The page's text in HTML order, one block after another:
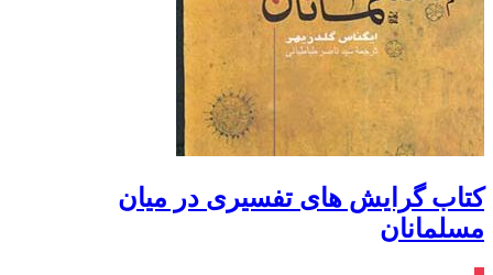
کتاب گرایش های تفسیری در میان
مسلمانان